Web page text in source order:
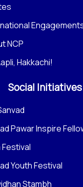
NCP
Hakkachi!
Social Initiatives
Pawar Inspire
Festival
Youth Festival
Stambh